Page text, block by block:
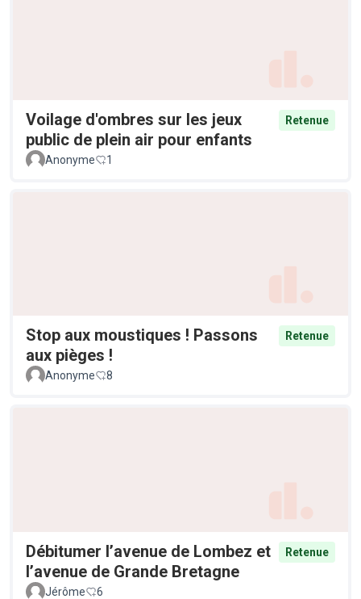
Voilage d'ombres sur les jeux
public de plein air pour enfants
Retenue
Anonyme 1
Stop aux moustiques ! Passons
aux pièges !
Retenue
Anonyme 8
Débitumer l’avenue de Lombez et
l’avenue de Grande Bretagne
Retenue
Jérôme 6